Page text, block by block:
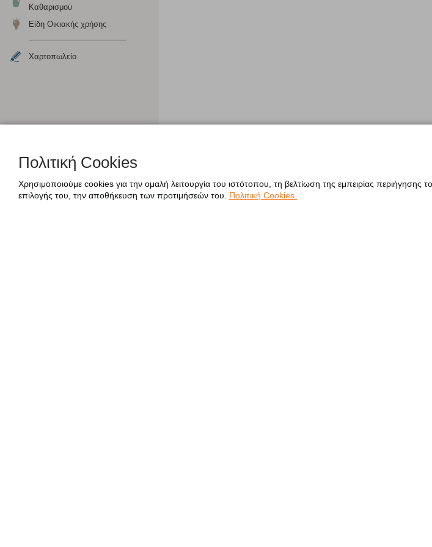
Καθαρισμού
Είδη Οικιακής χρήσης
Χαρτοπωλείο
Πολιτική Cookies
Χρησιμοποιούμε cookies για την ομαλή λειτουργία του ιστότοπου, τη βελτίωση της εμπειρίας περιήγησης
επιλογής του, την αποθήκευση των προτιμήσεών του.
Πολιτική Cookies.